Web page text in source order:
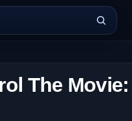
The